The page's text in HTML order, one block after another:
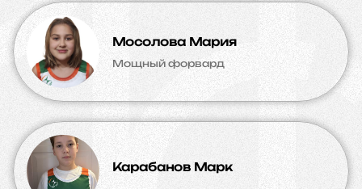
Мосолова Мария
Мощный форвард
Карабанов Марк